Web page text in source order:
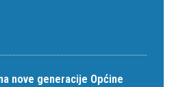
nove generacije Općine